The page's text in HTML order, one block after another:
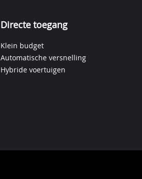
Directe toegang
Klein budget
Automatische versnelling
Hybride voertuigen